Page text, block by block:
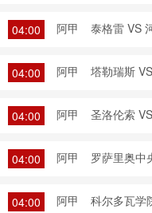
04:00 阿甲 泰格雷 VS
04:00 阿甲 塔勒瑞斯
04:00 阿甲 圣洛伦索
04:00 阿甲 罗萨里奥中
04:00 阿甲 科尔多瓦学